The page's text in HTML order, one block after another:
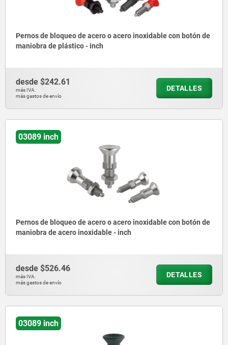
Pernos de bloqueo de acero o acero inoxidable con botón de
maniobra de plástico - inch
desde $242.61
más IVA.
más gastos de envío
DETALLES
03089 inch
Pernos de bloqueo de acero o acero inoxidable con botón de
maniobra de acero inoxidable - inch
desde $526.46
más IVA.
más gastos de envío
DETALLES
03089 inch